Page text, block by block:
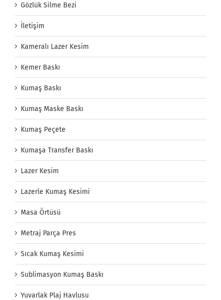
Gözlük Silme Bezi
İletişim
Kameralı Lazer Kesim
Kemer Baskı
Kumaş Baskı
Kumaş Maske Baskı
Kumaş Peçete
Kumaşa Transfer Baskı
Lazer Kesim
Lazerle Kumaş Kesimi
Masa Örtüsü
Metraj Parça Pres
Sıcak Kumaş Kesimi
Sublimasyon Kumaş Baskı
Yuvarlak Plaj Havlusu